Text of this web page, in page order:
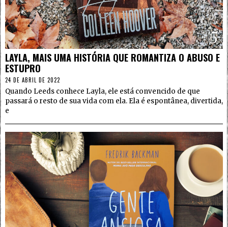
5
LAYLA, MAIS UMA HISTÓRIA QUE ROMANTIZA O ABUSO E
ESTUPRO
24 DE ABRIL DE 2022
Quando Leeds conhece Layla, ele está convencido de que
passará o resto de sua vida com ela. Ela é espontânea, divertida,
e